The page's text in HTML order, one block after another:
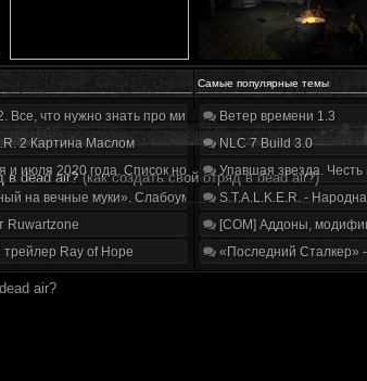
Самые популярные темы
Все, что нужно знать про мир, геймплей и сюжет | Разбор
2 Картина Маслом
и июля 2020 года. Список нововведений
на вечные муки». Слабоумие и отвага
Ruwartzone
трейлер Ray of Hope
Ветер времени 1.3
NLC 7 Build 3.0
Упавшая звезда. Честь
S.T.A.L.K.E.R. -
[COM] Аддоны,
«Последний Сталкер»
в dead air? (как создать свой отряд в dead air?)
air?